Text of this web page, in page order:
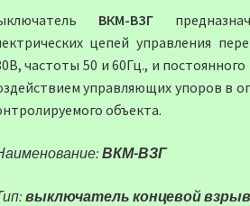
ВКМ-ВЗГ
цепей управления
частоты 50 и 60Гц., и
управляющих упоров в
объекта.
ВКМ-ВЗГ
выключатель концевой